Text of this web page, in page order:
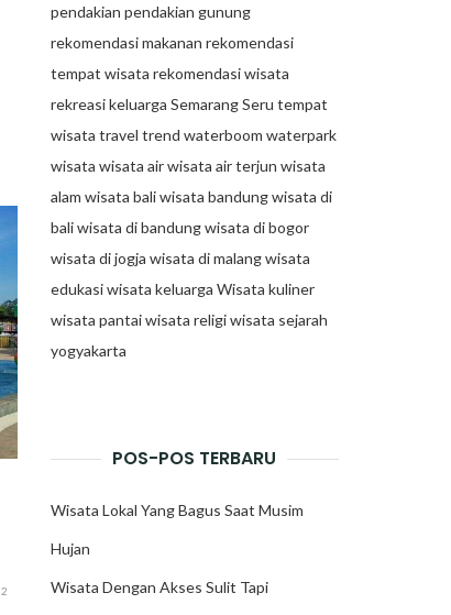
pendakian pendakian gunung
rekomendasi makanan rekomendasi
tempat wisata rekomendasi wisata
rekreasi keluarga Semarang Seru tempat
wisata travel trend waterboom waterpark
wisata wisata air wisata air terjun wisata
alam wisata bali wisata bandung wisata di
bali wisata di bandung wisata di bogor
wisata di jogja wisata di malang wisata
edukasi wisata keluarga Wisata kuliner
wisata pantai wisata religi wisata sejarah
yogyakarta
POS-POS TERBARU
Wisata Lokal Yang Bagus Saat Musim
Hujan
Wisata Dengan Akses Sulit Tapi